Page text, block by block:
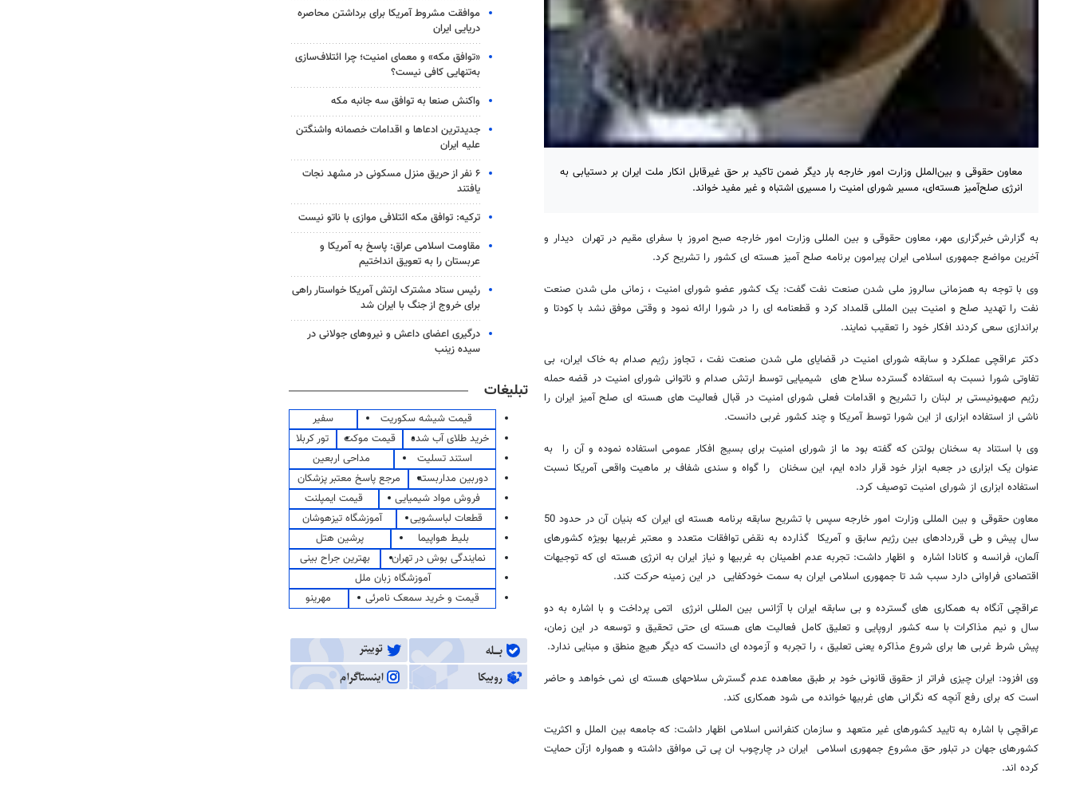
معاون حقوقی و بین‌الملل وزارت امور خارجه بار دیگر ضمن تاکید بر حق غیرقابل انکار ملت ایران بر دستیابی به
انرژی صلح‌آمیز هسته‌ای، مسیر شورای امنیت را مسیری اشتباه و غیر مفید خواند.
به گزارش خبرگزاری مهر، ‌معاون حقوقی و بین المللی وزارت امور خارجه صبح امروز با سفرای مقیم در تهران دیدار و
آخرین مواضع جمهوری اسلامی ایران پیرامون برنامه صلح آمیز هسته ای کشور را تشریح کرد.
وی با توجه به همزمانی سالروز ملی شدن صنعت نفت گفت: یک کشور عضو شورای امنیت ، زمانی ملی شدن صنعت
نفت را تهدید صلح و امنیت بین المللی قلمداد کرد و قطعنامه ای را در شورا ارائه نمود و وقتی موفق نشد با کودتا و
براندازی سعی کردند افکار خود را تعقیب نمایند.
دکتر عراقچی عملکرد و سابقه شورای امنیت در قضایای ملی شدن صنعت نفت ، تجاوز رژیم صدام به خاک ایران، بی
تفاوتی شورا نسبت به استفاده گسترده سلاح های شیمیایی توسط ارتش صدام و ناتوانی شورای امنیت در قضه حمله
رژیم صهیونیستی بر لبنان را تشریح و اقدامات فعلی شورای امنیت در قبال فعالیت های هسته ای صلح آمیز ایران را
ناشی از استفاده ابزاری از این شورا توسط آمریکا و چند کشور غربی دانست.
وی با استناد به سخنان بولتن که گفته بود ما از شورای امنیت برای بسیج افکار عمومی استفاده نموده و آن را به
عنوان یک ابزاری در جعبه ابزار خود قرار داده ایم، این سخنان را گواه و سندی شفاف بر ماهیت واقعی آمریکا نسبت
استفاده ابزاری از شورای امنیت توصیف کرد.
معاون حقوقی و بین المللی وزارت امور خارجه سپس با تشریح سابقه برنامه هسته ای ایران که بنیان آن در حدود 50
سال پیش و طی قرردادهای بین رژیم سابق و آمریکا گذارده به نقض توافقات متعدد و معتبر غربیها بویژه کشورهای
آلمان، فرانسه و کانادا اشاره و اظهار داشت: تجربه عدم اطمینان به غربیها و نیاز ایران به انرژی هسته ای که توجیهات
اقتصادی فراوانی دارد سبب شد تا جمهوری اسلامی ایران به سمت خودکفایی در این زمینه حرکت کند.
عراقچی آنگاه به همکاری های گسترده و بی سابقه ایران با آژانس بین المللی انرژی اتمی پرداخت و با اشاره به دو
سال و نیم مذاکرات با سه کشور اروپایی و تعلیق کامل فعالیت های هسته ای حتی تحقیق و توسعه در این زمان،
پیش شرط غربی ها برای شروع مذاکره یعنی تعلیق ، را تجربه و آزموده ای دانست که دیگر هیچ منطق و مبنایی ندارد.
وی افزود: ایران چیزی فراتر از حقوق قانونی خود بر طبق معاهده عدم گسترش سلاحهای هسته ای نمی خواهد و حاضر
است که برای رفع آنچه که نگرانی های غربیها خوانده می شود همکاری کند.
عراقچی با اشاره به تایید کشورهای غیر متعهد و سازمان کنفرانس اسلامی اظهار داشت: که جامعه بین الملل و اکثریت
کشورهای جهان در تبلور حق مشروع جمهوری اسلامی ایران در چارچوب ان پی تی موافق داشته و همواره ازآن حمایت
کرده اند.
موافقت مشروط آمریکا برای برداشتن محاصره
دریایی ایران
«توافق مکه» و معمای امنیت؛ چرا ائتلاف‌سازی
به‌تنهایی کافی نیست؟
واکنش صنعا به توافق سه جانبه مکه
جدیدترین ادعاها و اقدامات خصمانه واشنگتن
علیه ایران
۶ نفر از حریق منزل مسکونی در مشهد نجات
یافتند
ترکیه: توافق مکه ائتلافی موازی با ناتو نیست
مقاومت اسلامی عراق: پاسخ به آمریکا و
عربستان را به تعویق انداختیم
رئیس ستاد مشترک ارتش آمریکا خواستار راهی
برای خروج از جنگ با ایران شد
درگیری اعضای داعش و نیروهای جولانی در
سیده زینب
تبلیغات
قیمت شیشه سکوریت
سفیر
خرید طلای آب شده
قیمت موکت
تور کربلا
استند تسلیت
مداحی اربعین
دوربین مداربسته
مرجع پاسخ معتبر پزشکان
فروش مواد شیمیایی
قیمت ایمپلنت
قطعات لباسشویی
آموزشگاه تیزهوشان
بلیط هواپیما
پرشین هتل
نمایندگی بوش در تهران
بهترین جراح بینی
آموزشگاه زبان ملل
قیمت و خرید سمعک نامرئی
مهرینو